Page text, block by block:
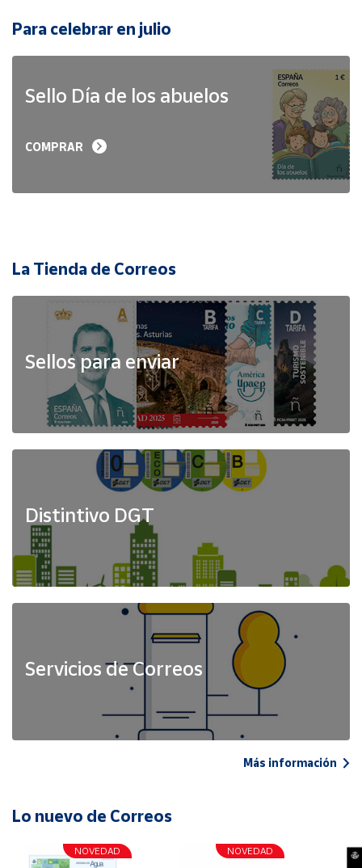
Para celebrar en julio
Sello Día de los abuelos
COMPRAR
La Tienda de Correos
Sellos para enviar
Distintivo DGT
Servicios de Correos
Más información
Lo nuevo de Correos
NOVEDAD NOVEDAD